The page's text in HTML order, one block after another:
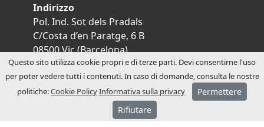
Indirizzo
Pol. Ind. Sot dels Pradals
C/Costa d’en Paratge, 6 B
08500 Vic (Barcelona)
Orari di apertura:
Lun-Ven: 8:00-17:00
Sab-Dom: chiuso
+34 938 833 231
info@jcm-tech.com
Questo sito utilizza cookie propri e di terze parti. Devi consentirne l'uso
per poter vedere tutti i contenuti. In caso di domande, consulta le nostre
politiche:Cookie PolicyInformativa sulla privacy
Permettere
Rifiutare